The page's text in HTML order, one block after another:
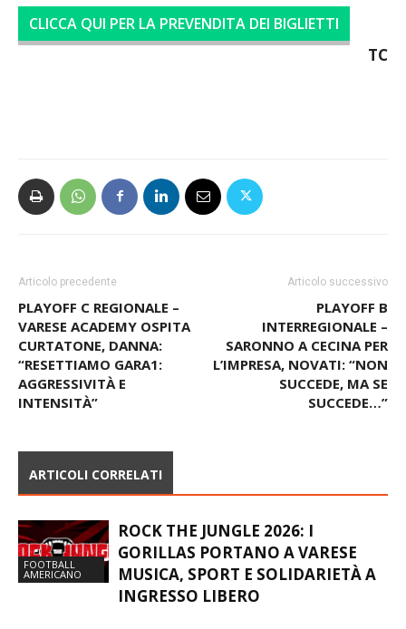
CLICCA QUI PER LA PREVENDITA DEI BIGLIETTI
TC
Articolo precedente
PLAYOFF C REGIONALE –
VARESE ACADEMY OSPITA
CURTATONE, DANNA:
“RESETTIAMO GARA1:
AGGRESSIVITÀ E
INTENSITÀ”
Articolo successivo
PLAYOFF B
INTERREGIONALE –
SARONNO A CECINA PER
L’IMPRESA, NOVATI: “NON
SUCCEDE, MA SE
SUCCEDE…”
ARTICOLI CORRELATI
FOOTBALL
AMERICANO
ROCK THE JUNGLE 2026: I
GORILLAS PORTANO A VARESE
MUSICA, SPORT E SOLIDARIETÀ A
INGRESSO LIBERO